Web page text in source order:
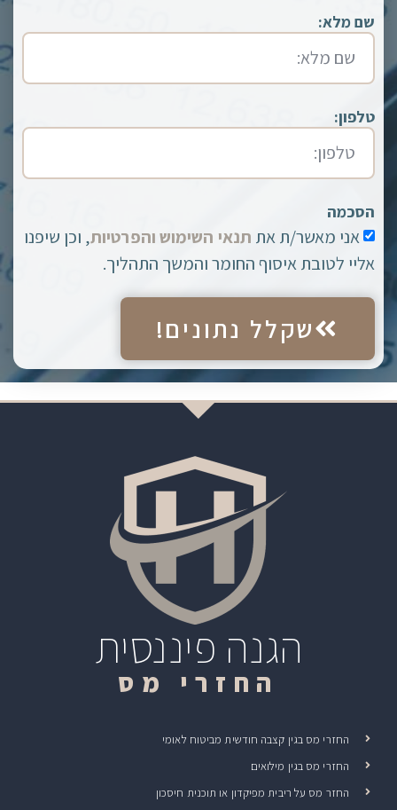
שם מלא:
טלפון:
הסכמה
אני מאשר/ת את תנאי השימוש והפרטיות, וכן שיפנו
אליי לטובת איסוף החומר והמשך התהליך.
שקלל נתונים!
הגנה פיננסית
החזרי מס
החזרי מס בגין קצבה חודשית מביטוח לאומי
החזרי מס בגין מילואים
החזר מס על ריבית מפיקדון או תוכנית חיסכון